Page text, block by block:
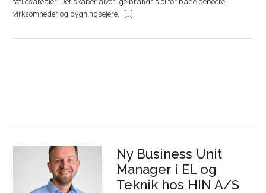
virksomheder og bygningsejere.
Ny Business Unit
Manager i EL og
Teknik hos HIN A/S